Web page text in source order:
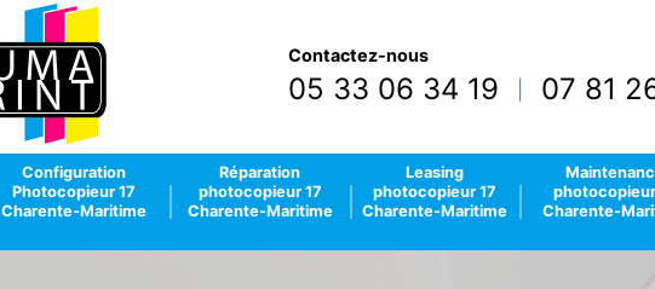
Contactez-nous
05 33 06 34 19 07 81
Configuration
Photocopieur 17
Charente-Maritime
Réparation
photocopieur 17
Charente-Maritime
Leasing
photocopieur 17
Charente-Maritime
photocopieur
Charente-